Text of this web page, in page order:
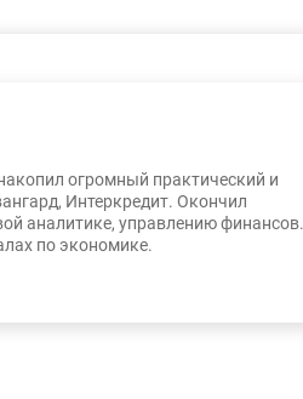
огромный практический и
Интеркредит. Окончил
аналитике, управлению финансов.
по экономике.